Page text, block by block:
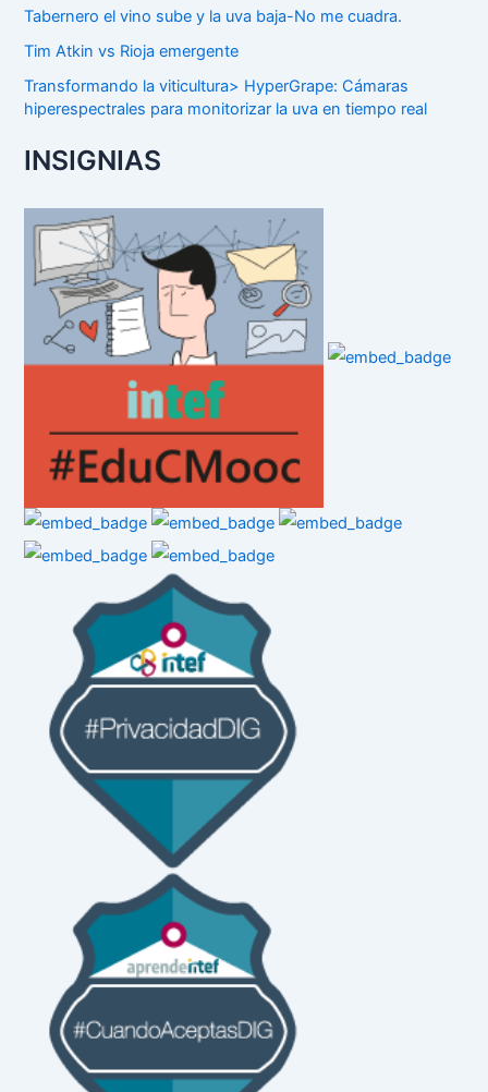
Tabernero el vino sube y la uva baja-No me cuadra.
Tim Atkin vs Rioja emergente
Transformando la viticultura> HyperGrape: Cámaras
hiperespectrales para monitorizar la uva en tiempo real
INSIGNIAS